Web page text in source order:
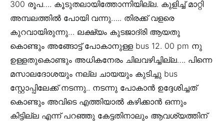
300 രൂപ…. കൂടുതലായിത്തോന്നിയില്ല. കുളിച്ച് മാറ്റി
അമ്പലത്തിൽ പോയി വന്നു….. തിരക്ക് വളരെ
കുറവായിരുന്നു… ലക്ഷ്യം കുടജാദ്രി ആയതു
കൊണ്ടും അങ്ങോട്ട്‌ പോകാനുള്ള bus 12. 00 pm നു
ഉള്ളതുകൊണ്ടും അധികനേരം ചിലവഴിച്ചില്ല…. പിന്നെ
മസാലദോശയും നല്ല ചായയും കുടിച്ചു bus
സ്റ്റോപ്പിലേക്ക് നടന്നു.. നടന്നു പോകാൻ ഉദ്ദേശിച്ചത്
കൊണ്ടും അവിടെ എത്തിയാൽ കഴിക്കാൻ ഒന്നും
കിട്ടില്ല എന്ന് പറഞ്ഞു കേട്ടതിനാലും ആവശ്യത്തിന്